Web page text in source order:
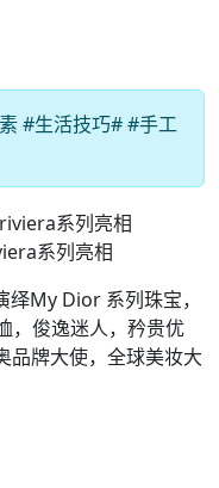
#生活技巧# #手工
系列亮相
My Dior 系列珠宝，
，俊逸迷人，矜贵优
品牌大使，全球美妆大